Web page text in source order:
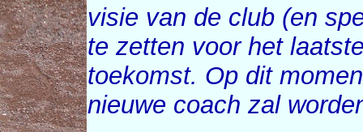
visie van de club (en
te zetten voor het
toekomst. Op dit
nieuwe coach zal